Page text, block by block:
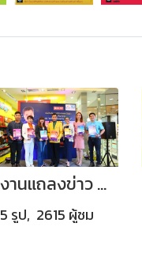
งานแถลงข่าว 'หนังสือเสียง ซีรีส์ชุดสร้างปัญญาคลี่คลายปัญหาชีวิต'
5 รูป, 2615 ผู้ชม